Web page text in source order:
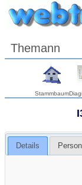
Themann
Stammbaum
Details